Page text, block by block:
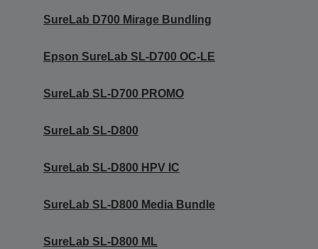
SureLab D700 Mirage Bundling
Epson SureLab SL-D700 OC-LE
SureLab SL-D700 PROMO
SureLab SL-D800
SureLab SL-D800 HPV IC
SureLab SL-D800 Media Bundle
SureLab SL-D800 ML